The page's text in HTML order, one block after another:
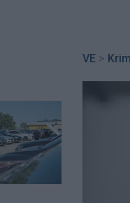
VE >